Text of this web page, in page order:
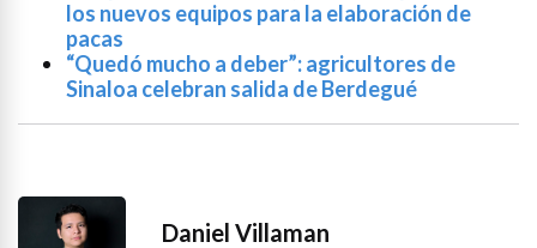
los nuevos equipos para la elaboración de
pacas
“Quedó mucho a deber”: agricultores de
Sinaloa celebran salida de Berdegué
Daniel Villaman